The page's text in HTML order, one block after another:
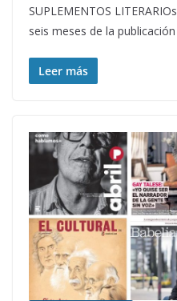
SUPLEMENTOS
seis meses de la publicación
Leer más